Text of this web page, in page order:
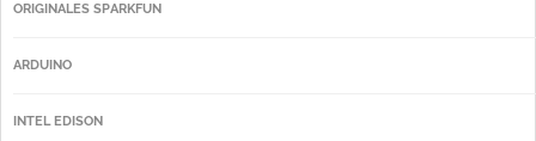
ORIGINALES SPARKFUN
ARDUINO
INTEL EDISON